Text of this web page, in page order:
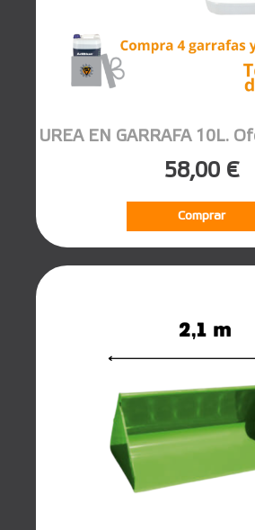
UREA EN GARRAFA 10L.
58,00 €
Comprar